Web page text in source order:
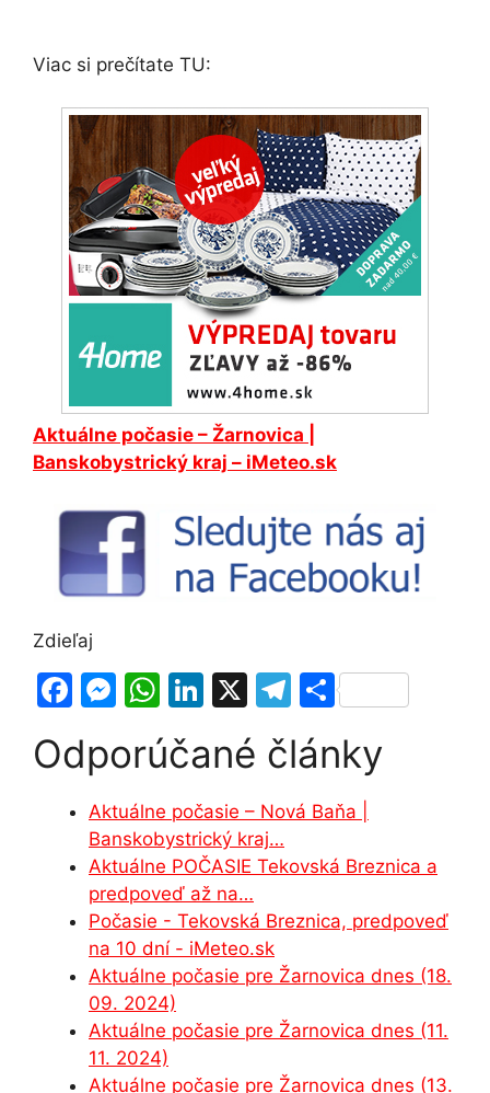
Viac si prečítate TU:
Aktuálne počasie – Žarnovica
Banskobystrický kraj – iMeteo.sk
Zdieľaj
F
c
b
o
o
k
M
s
s
e
n
g
er
W
at
A
p
p
Li
k
dI
n
X
T
e
gr
a
m
S
ar
e
Odporúčané články
Aktuálne počasie – Nová Baňa |
Banskobystrický kraj…
Aktuálne POČASIE Tekovská Breznica a
predpoveď až na…
Počasie - Tekovská Breznica, predpoveď
na 10 dní - iMeteo.sk
Aktuálne počasie pre Žarnovica dnes (18.
09. 2024)
Aktuálne počasie pre Žarnovica dnes (11.
11. 2024)
Aktuálne počasie pre Žarnovica dnes (13.